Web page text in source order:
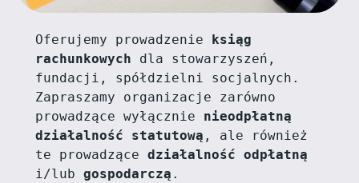
Oferujemy prowadzenie
ksiąg
rachunkowych dla stowarzyszeń,
fundacji, spółdzielni socjalnych.
Zapraszamy organizacje zarówno
prowadzące wyłącznie nieodpłatną
działalność statutową , ale również
te prowadzące działalność odpłatną
i/lub gospodarczą .